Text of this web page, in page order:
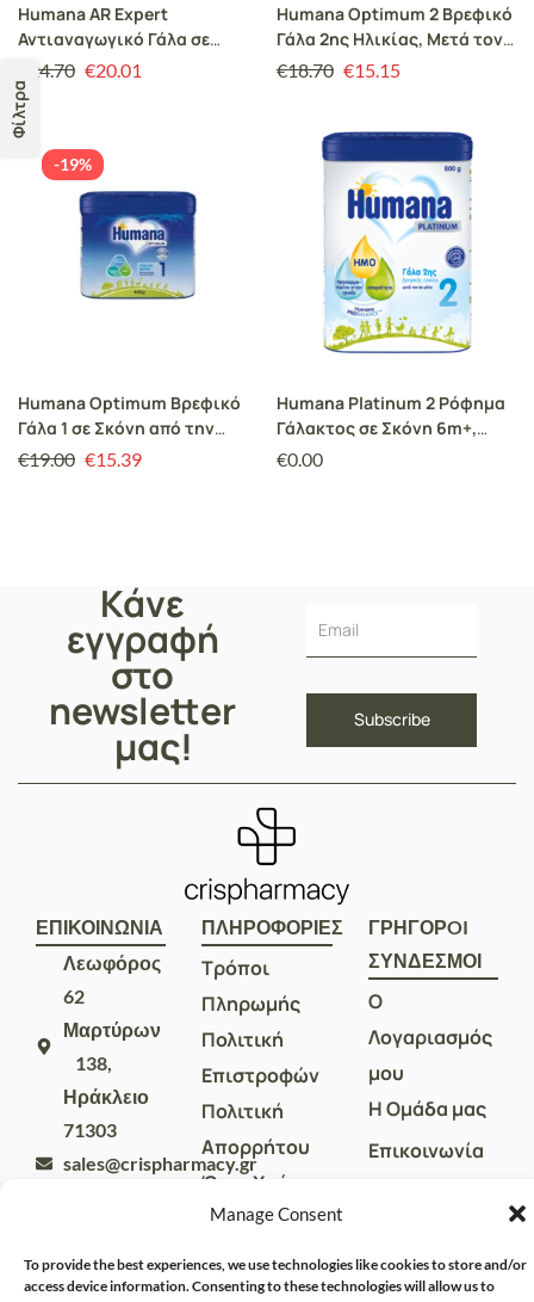
Manage Consent
To provide the best experiences, we use technologies like cookies to store and/or
access device information. Consenting to these technologies will allow us to
Φίλτρα
Humana AR Expert
Αντιαναγωγικό Γάλα σε
Σκόνη για
Γαστροοισοφαγικές
Παλινδρομήσεις & Αναγωγές
για Ηλικίες 0+, 350gr
24.70 €20.01
Humana Optimum 2 Βρεφικό
Γάλα 2ης Ηλικίας, Μετά τον
6ο Μήνα, Αριστη Διάλυση
€18.70 €15.15
-19%
Humana Optimum Βρεφικό
Γάλα 1 σε Σκόνη από την
Πρώτη Μέρα έως τον 6ο
€19.00 €15.39
Humana Platinum 2 Ρόφημα
Γάλακτος σε Σκόνη 6m+,
800gr
€0.00
Κάνε
εγγραφή
στο
newsletter
μας!
ΕΠΙΚΟΙΝΩΝΙΑ
Λεωφόρος
62
Μαρτύρων
138,
Ηράκλειο
71303
sales@crispharmacy.gr
ΠΛΗΡΟΦΟΡΙΕΣ
Τρόποι
Πληρωμής
Πολιτική
Επιστροφών
Πολιτική
Απορρήτου
Όροι Χρήσης
ΓΡΗΓΟΡOI
ΣΥΝΔΕΣΜΟΙ
Ο
Λογαριασμός
μου
Η Ομάδα μας
Επικοινωνία